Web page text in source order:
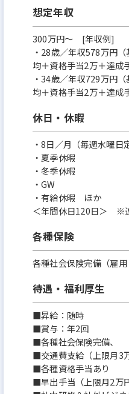
想定年収
300万円〜 [年収例]
・28歳／年収578万円
均＋資格手当2万＋達成
・34歳／年収729万円
均＋資格手当2万＋達成
休日・休暇
・8日／月（毎週水曜日
・夏季休暇
・冬季休暇
・GW
・有給休暇 ほか
＜年間休日120日＞ ※
各種保険
各種社会保険完備（雇用
待遇・福利厚生
■昇給：随時
■賞与：年2回
■各種社会保険完備、
■交通費支給（上限月3万
■各種資格手当あり
■早出手当（上限月2万円